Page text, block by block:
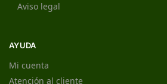
Aviso legal
AYUDA
Mi cuenta
Atención al cliente